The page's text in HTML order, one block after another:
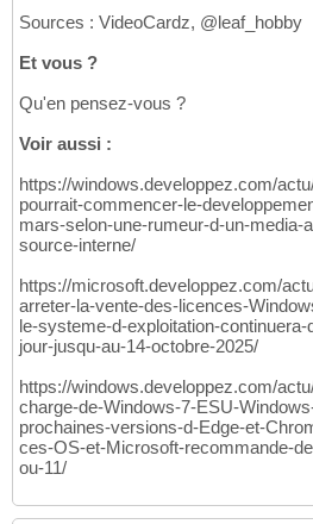
Sources : VideoCardz, @leaf_hobby
Et vous ?
Qu'en pensez-vous ?
Voir aussi :
https://windows.developpez.com/
pourrait-commencer-le-
mars-selon-une-rumeur-d-un-media-
source-interne/
https://microsoft.developpez.com/
arreter-la-vente-des-licences-
le-systeme-d-exploitation-
jour-jusqu-au-14-octobre-2025/
https://windows.developpez.com/
charge-de-Windows-7-ESU-
prochaines-versions-d-Edge-et-
ces-OS-et-Microsoft-recommande-
ou-11/